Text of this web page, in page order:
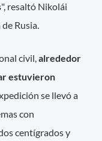
", resaltó Nikolái
Rusia.
civil,alrededor
estuvieron
se llevó a
con
centígrados y